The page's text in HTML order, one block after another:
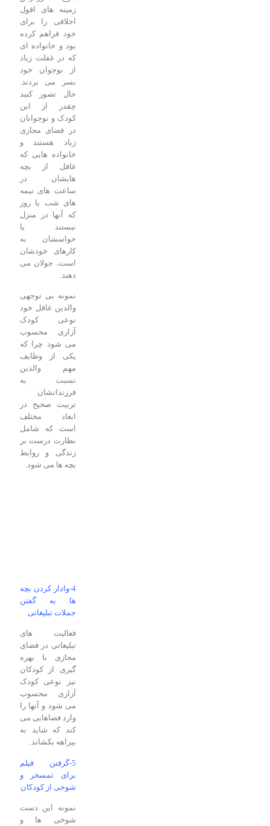
زمینه های افول
اخلاقی را برای
خود فراهم کرده
بود و خانواده ای
که در غفلت زیاد
از نوجوان خود
بسر می بردند.
حال تصور کنید
چقدر از این
کودک و نوجوانان
در فضای مجازی
زیاد هستند و
خانواده هایی که
غافل از بچه
هایشان در
ساعت های نیمه
های شب یا روز
که آنها در منزل
نیستند یا
حواسشان به
کارهای خودشان
است، جولان می
نمونه بی توجهی
والدین غافل خود
نوعی کودک
آزاری محسوب
می شود چرا که
یکی از وظایف
مهم والدین
نسبت به
فرزندانشان
تربیت صحیح در
ابعاد مختلف
است که شامل
نظارت درست بر
زندگی و روابط
بچه ها می شود.
4-وادار کردن بچه
ها به گفتن
جملات تبلیغاتی
فعالیت های
تبلیغاتی در فضای
مجازی با بهره
گیری از کودکان
نیز نوعی کودک
آزاری محسوب
می شود و آنها را
وارد فضاهایی می
کند که شاید به
بیراهه بکشاند.
5-گرفتن فیلم
برای تمسخر و
شوخی از کودکان
نمونه این دست
شوخی ها و